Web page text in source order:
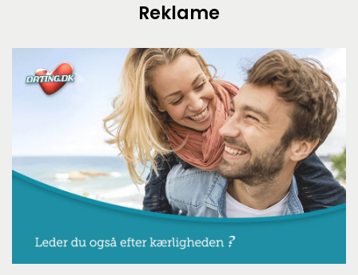
Reklame